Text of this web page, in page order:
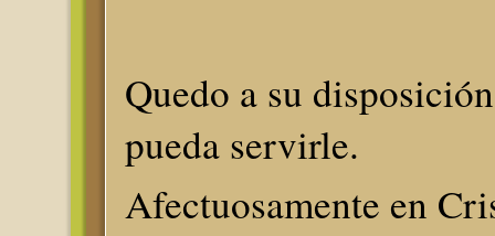
Quedo a su
pueda servirle.
Afectuosamente en